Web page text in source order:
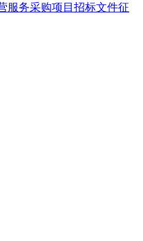
服务采购项目招标文件征